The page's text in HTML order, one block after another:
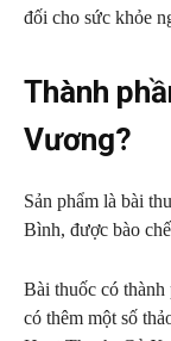
đối cho sức khỏe
Thành
Vương?
Sản phẩm là bài
Bình, được bào
Bài thuốc có
có thêm một số